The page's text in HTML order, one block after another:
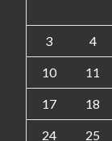
3 4
10 11
17 18
24 25